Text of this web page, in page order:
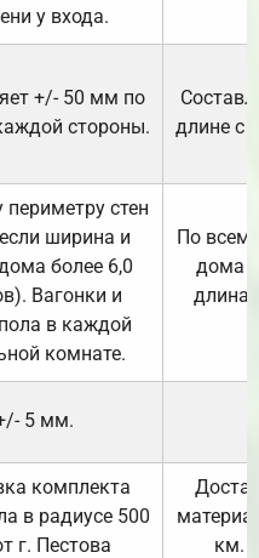
у входа.
+/- 50 мм по
стороны.
длине с
периметру стен
ширина и
более 6,0
Вагонки и
в каждой
комнате.
По
дома
длина
5 мм.
комплекта
в радиусе 500
г. Пестова
км.